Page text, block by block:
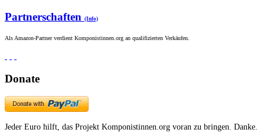
Partnerschaften (Info)
Als Amazon-Partner verdient Komponistinnen.org an qualifizierten Verkäufen.
Donate
Jeder Euro hilft, das Projekt Komponistinnen.org voran zu bringen. Danke.